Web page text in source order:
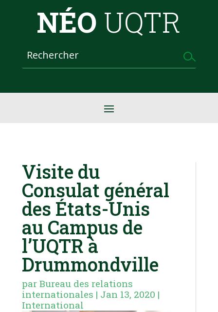
NÉO UQTR
Visite du
Consulat général
des États-Unis
au Campus de
l’UQTR à
Drummondville
par Bureau des relations
internationales | Jan 13, 2020 |
International